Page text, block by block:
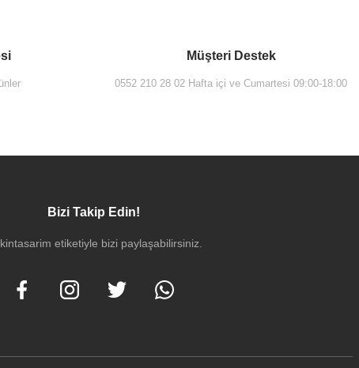
Müşteri Destek
0552 210 28 02 Hafta içi ve Cumartesi 09:00-18:00
Bizi Takip Edin!
etiketiyle bizi paylaşabilirsiniz.